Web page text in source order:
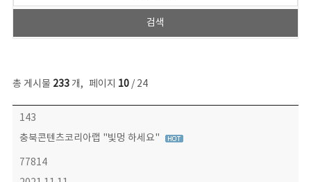
총 게시물 233개, 페이지 10/ 24
보도자료 목록 - 번호, 제목, 작성자, 파일, 조회수, 작성일 정보 제공
143
충북콘텐츠코리아랩 "빛멍 하세요"
77814